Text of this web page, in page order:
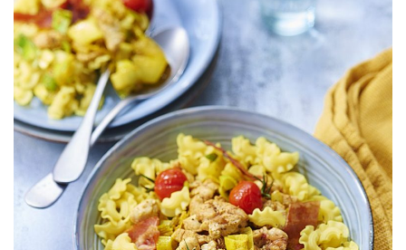
DIFFICULTÉ
PRÉPARATION
10 Min